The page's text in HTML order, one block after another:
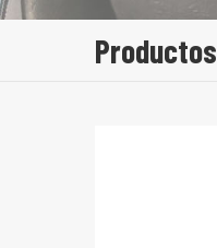
Productos